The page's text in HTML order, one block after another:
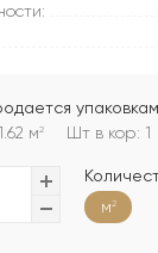
м2 Шт в кор: 1
м2